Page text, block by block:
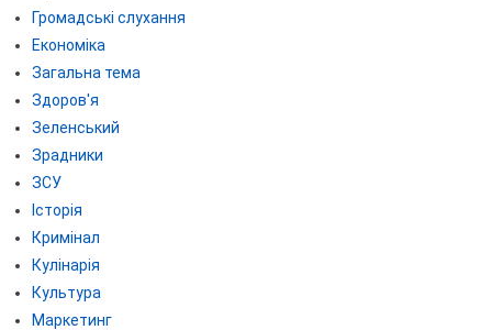
Громадські слухання
Економіка
Загальна тема
Здоров'я
Зеленський
Зрадники
ЗСУ
Історія
Кримінал
Кулінарія
Культура
Маркетинг